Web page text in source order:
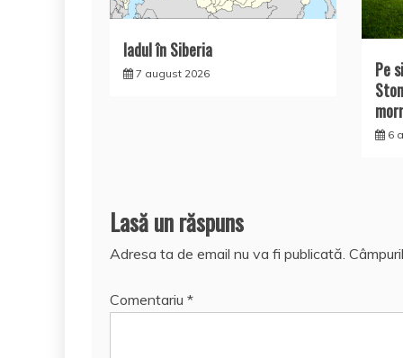
Iadul în Siberia
7 august 2026
Pe
6
Lasă un răspuns
Adresa ta de email nu va fi publicată.
Comentariu *